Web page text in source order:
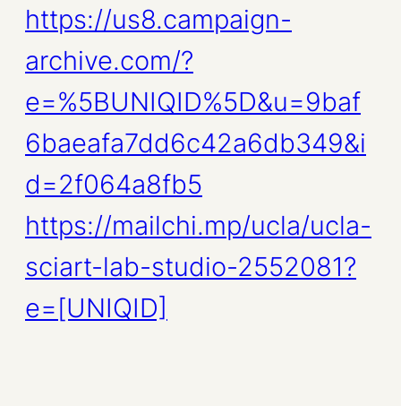
https://us8.campaign-
archive.com/?
e=%5BUNIQID%5D&u=9baf
6baeafa7dd6c42a6db349&i
d=2f064a8fb5
https://mailchi.mp/ucla/ucla-
sciart-lab-studio-2552081?
e=[UNIQID]